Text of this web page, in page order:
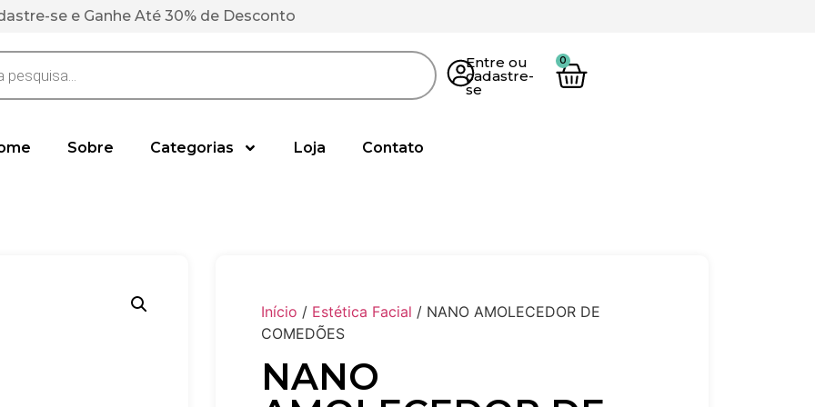
se e Ganhe Até 30% de Desconto
Entre ou
cadastre-
se
Sobre Categorias Loja Contato
Início / Estética Facial / NANO AMOLECEDOR DE
COMEDÕES
NANO